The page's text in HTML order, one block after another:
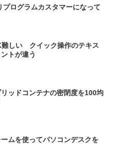
プログラムカスタマーになって
しい クイック操作のテキス
トが違う
ッドコンテナの密閉度を100均
ムを使ってパソコンデスクを